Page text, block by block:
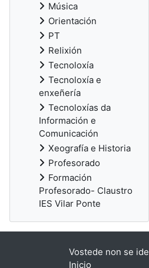
Música
Orientación
PT
Relixión
Tecnoloxía
Tecnoloxía e
enxeñería
Tecnoloxías da
Información e
Comunicación
Xeografía e Historia
Profesorado
Formación
Profesorado- Claustro
IES Vilar Ponte
Vostede non se
Inicio